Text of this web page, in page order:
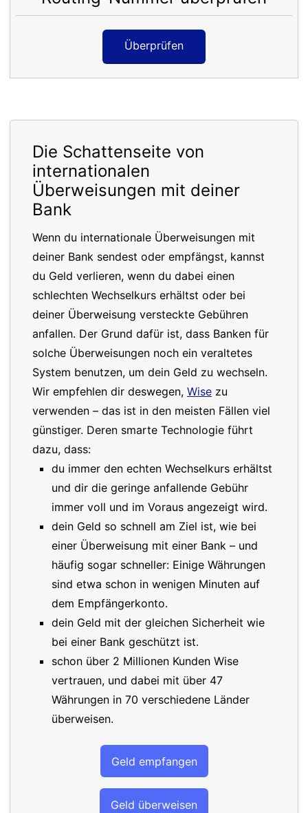
Überprüfen
Die Schattenseite von
internationalen
Überweisungen mit deiner
Bank
Wenn du internationale Überweisungen mit
deiner Bank sendest oder empfängst, kannst
du Geld verlieren, wenn du dabei einen
schlechten Wechselkurs erhältst oder bei
deiner Überweisung versteckte Gebühren
anfallen. Der Grund dafür ist, dass Banken für
solche Überweisungen noch ein veraltetes
System benutzen, um dein Geld zu wechseln.
Wir empfehlen dir deswegen, Wise zu
verwenden – das ist in den meisten Fällen viel
günstiger. Deren smarte Technologie führt
dazu, dass:
du immer den echten Wechselkurs erhältst
und dir die geringe anfallende Gebühr
immer voll und im Voraus angezeigt wird.
dein Geld so schnell am Ziel ist, wie bei
einer Überweisung mit einer Bank – und
häufig sogar schneller: Einige Währungen
sind etwa schon in wenigen Minuten auf
dem Empfängerkonto.
dein Geld mit der gleichen Sicherheit wie
bei einer Bank geschützt ist.
schon über 2 Millionen Kunden Wise
vertrauen, und dabei mit über 47
Währungen in 70 verschiedene Länder
überweisen.
Geld empfangen
Geld überweisen